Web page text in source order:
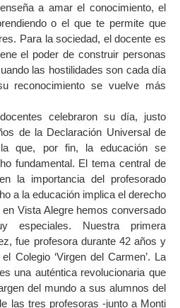
a amar el conocimiento, el
o el que te permite que
Para la sociedad, el docente es
el poder de construir personas
las hostilidades son cada día
reconocimiento se vuelve más
celebraron su día, justo
de la Declaración Universal de
que, por fin, la educación se
fundamental. El tema central de
la importancia del profesorado
a la educación implica el derecho
Vista Alegre hemos conversado
especiales. Nuestra primera
fue profesora durante 42 años y
Colegio ‘Virgen del Carmen’. La
una auténtica revolucionaria que
del mundo a sus alumnos del
las tres profesoras -junto a Monti